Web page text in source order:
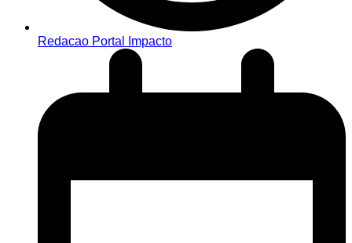
Redacao Portal Impacto